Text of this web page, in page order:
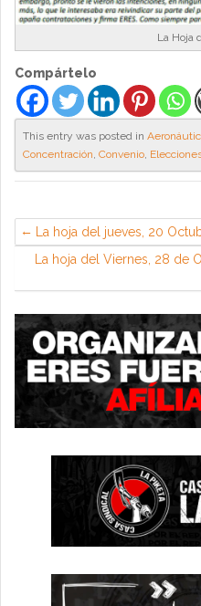
La Hoja
Compártelo
This entry was posted in
Concentración, Convenio,
La hoja del jueves, 20
La hoja del Viernes, 28 de